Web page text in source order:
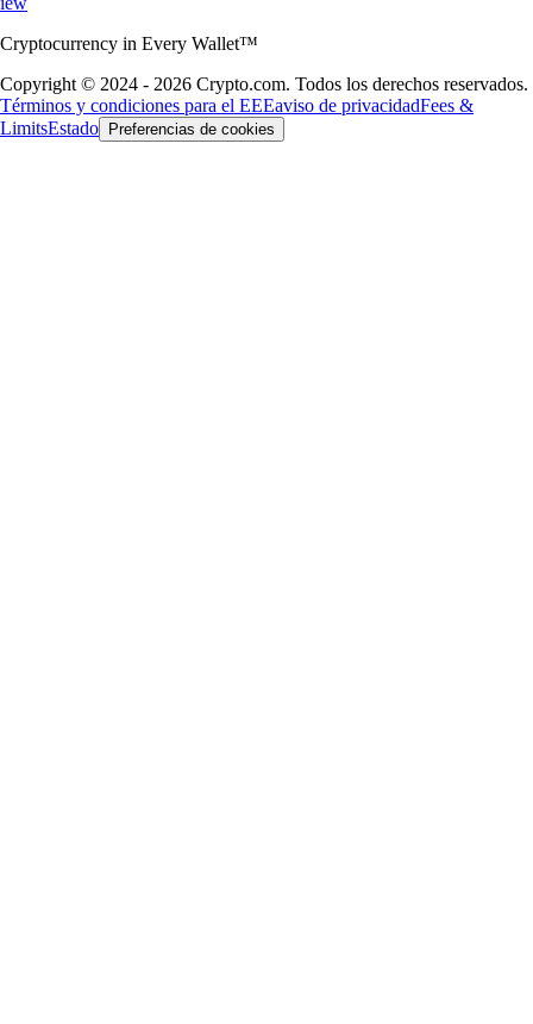
Cryptocurrency in Every Wallet™
Copyright © 2024 - 2026 Crypto.com. Todos los derechos reservados.
Términos y condiciones para el EEEaviso de privacidadFees &
LimitsEstado Preferencias de cookies